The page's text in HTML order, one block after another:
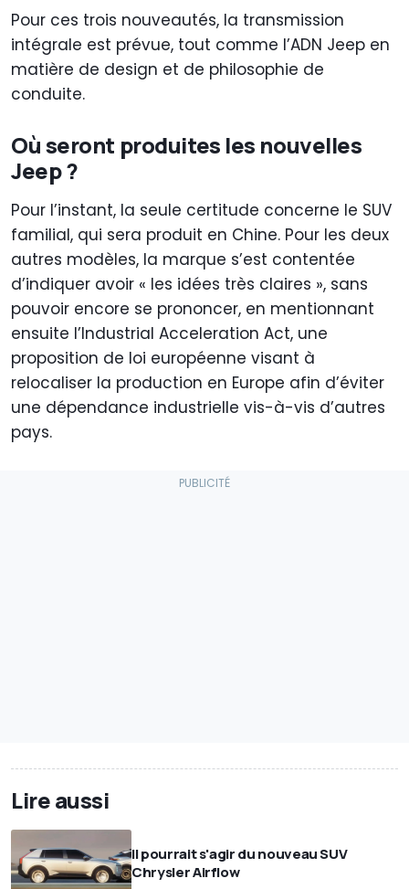
Pour ces trois nouveautés, la transmission
intégrale est prévue, tout comme l’ADN Jeep en
matière de design et de philosophie de
conduite.
Où seront produites les nouvelles
Jeep ?
Pour l’instant, la seule certitude concerne le SUV
familial, qui sera produit en Chine. Pour les deux
autres modèles, la marque s’est contentée
d’indiquer avoir « les idées très claires », sans
pouvoir encore se prononcer, en mentionnant
ensuite l’Industrial Acceleration Act, une
proposition de loi européenne visant à
relocaliser la production en Europe afin d’éviter
une dépendance industrielle vis-à-vis d’autres
pays.
Lire aussi
Il pourrait s'agir du nouveau SUV
Chrysler Airflow